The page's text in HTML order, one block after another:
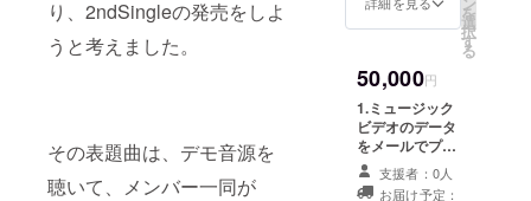
り、2ndSingleの発売をしよ
うと考えました。
その表題曲は、デモ音源を
聴いて、メンバー一同が
決定) ※リターン
内容については
ん。 また、リ
ターンによって
かかる実費など
はご支援者さま
にご負担いただ
きますので、ご
了承下さい。 参
デオのアンセム
パートにレコー
ディング参加
（収録予定日2月
下旬※ご指定でき
ません。ご了承
下さい。） ※交
を
選
択
す
る
50,000円
1.ミュージック
ビデオのデータ
をメールでプレ
ゼント 2.ミュー
ジックビデオの
支援者：0人
お届け予定：